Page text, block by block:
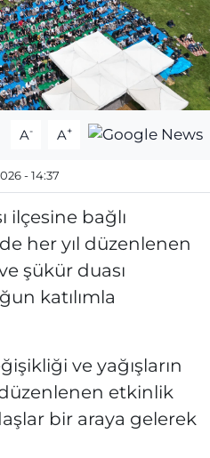
A- A+
- 14:37
ilçesine bağlı
her yıl düzenlenen
şükür duası
katılımla
ve yağışların
etkinlik
bir araya gelerek